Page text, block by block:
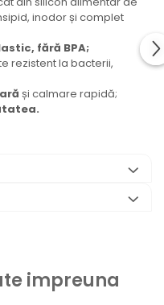
inodor și complet
fără BPA;
rezistent la bacterii,
și calmare rapidă;
impreuna